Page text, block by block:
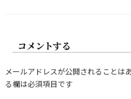
コメントする
メールアドレスが公開されることは
る欄は必須項目です